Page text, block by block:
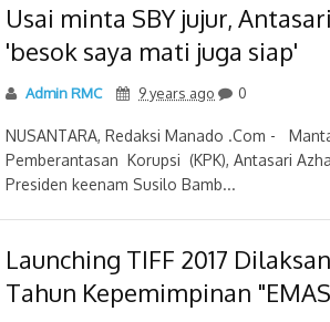
Usai minta SBY jujur,
'besok saya mati juga siap'
Admin RMC 9 years ago 0
NUSANTARA, Redaksi Manado .Com -
Pemberantasan Korupsi (KPK), Antasari
Presiden keenam Susilo Bamb...
Launching TIFF 2017
Tahun Kepemimpinan